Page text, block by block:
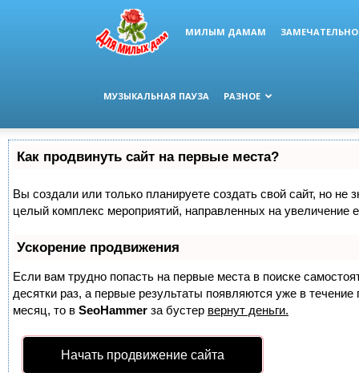
МИЛЫМ ДАМАМ
МУЗЫКАЛЬНАЯ ПАУЗА РАЗНОЕ
Как продвинуть сайт на первые места?
Вы создали или только планируете создать свой сайт, но не
целый комплекс мероприятий, направленных на увеличение
Ускорение продвижения
Если вам трудно попасть на первые места в поиске
десятки раз, а первые результаты появляются уже в
месяц, то в SeoHammer за бустер вернут деньги.
Начать продвижение сайта